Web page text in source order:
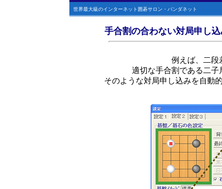
世界最大級のインターネット囲碁サロン・パンダネット
手合割の合わない対局申し
例えば、二段
適切な手合割である二
そのような対局申し込みを自動